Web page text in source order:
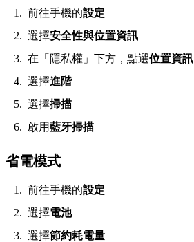
前往手機的設定
選擇安全性與位置資訊
在「隱私權」下方，點選位置資訊
選擇進階
選擇掃描
啟用藍牙掃描
省電模式
前往手機的設定
選擇電池
選擇節約耗電量